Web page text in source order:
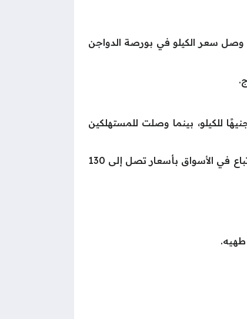
وصل سعر الكيلو في بورصة الدواجن
الساسو: حافظت على استقرار نسبي في الأسعار داخل البورصة، حيث تراوحت أسعارها بين 92 و93 جنيهًا للكيلو، بينما وصلت للمستهلكين
الفراخ البلدي: شهدت ارتفاعًا واضحًا في الأسعار، حيث سجلت ما بين 119 و120 جنيهًا للكيلو داخل البورصة، وتباع في الأسواق بأسعار تصل إلى 130
طهيه.